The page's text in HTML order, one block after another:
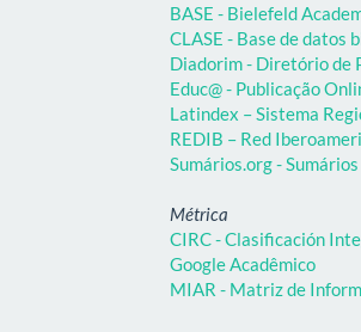
BASE - Bielefeld
CLASE - Base de datos
Diadorim - Diretório de
Educ@ - Publicação
Latindex – Sistema
REDIB – Red
Sumários.org -
Métrica
CIRC - Clasificación
Google Acadêmico
MIAR - Matriz de